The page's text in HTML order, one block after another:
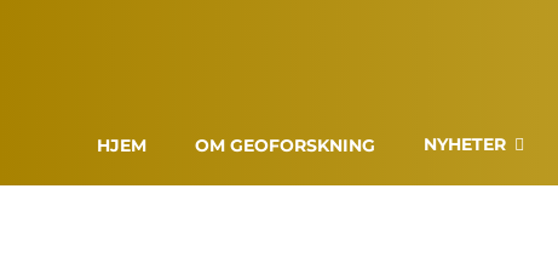
HJEM OM GEOFORSKNING NYHETER